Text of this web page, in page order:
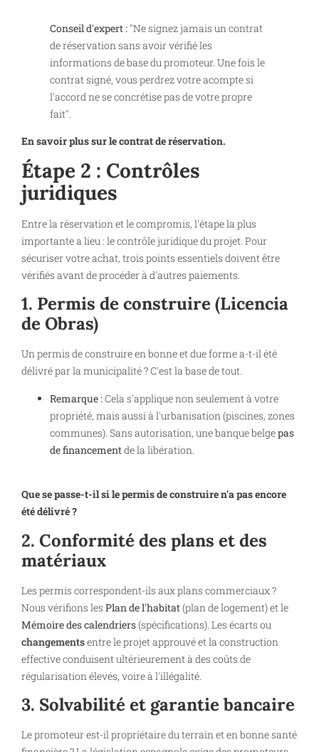
Conseil d'expert : "Ne signez jamais un contrat
de réservation sans avoir vérifié les
informations de base du promoteur. Une fois le
contrat signé, vous perdrez votre acompte si
l'accord ne se concrétise pas de votre propre
fait".
En savoir plus sur le contrat de réservation.
Étape 2 : Contrôles
juridiques
Entre la réservation et le compromis, l'étape la plus
importante a lieu : le contrôle juridique du projet. Pour
sécuriser votre achat, trois points essentiels doivent être
vérifiés avant de procéder à d'autres paiements.
1. Permis de construire (Licencia
de Obras)
Un permis de construire en bonne et due forme a-t-il été
délivré par la municipalité ? C'est la base de tout.
Remarque :Cela s'applique non seulement à votre
propriété, mais aussi à l'urbanisation (piscines, zones
communes). Sans autorisation, une banque belgepas
de financementde la libération.
Que se passe-t-il si le permis de construire n'a pas encore
été délivré ?
2. Conformité des plans et des
matériaux
Les permis correspondent-ils aux plans commerciaux ?
Nous vérifions les Plan de l'habitat(plan de logement) et le
Mémoire des calendriers(spécifications). Les écarts ou
changementsentre le projet approuvé et la construction
effective conduisent ultérieurement à des coûts de
régularisation élevés, voire à l'illégalité.
3. Solvabilité et garantie bancaire
Le promoteur est-il propriétaire du terrain et en bonne santé